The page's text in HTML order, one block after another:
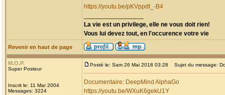
https://youtu.be/pKVppdt_-B4
La vie est un privilege, elle ne vous doit rien!
Vous lui devez tout, en l'occurence votre vie
Revenir en haut de page
M.O.P.
Super Posteur
Inscrit le: 11 Mar 2004
Messages: 3224
Posté le: Sam 26 Mai 2018 03:28 Sujet du message:
Documentaire: DeepMind AlphaGo
https://youtu.be/WXuK6gekU1Y